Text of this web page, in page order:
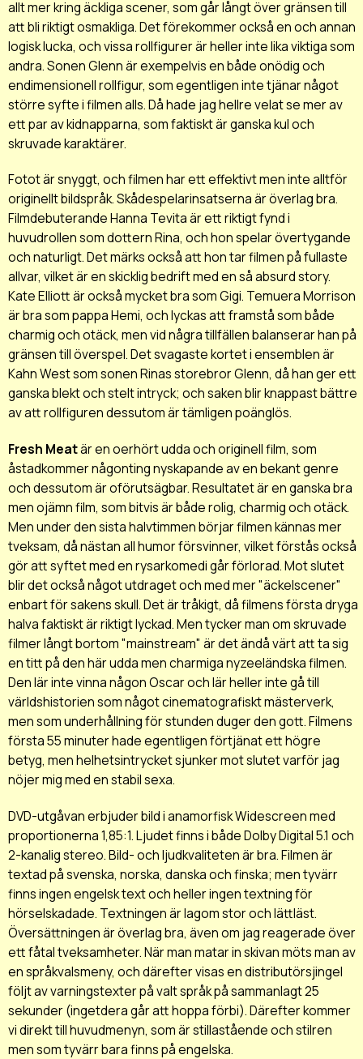
allt mer kring äckliga scener, som går långt över gränsen till
att bli riktigt osmakliga. Det förekommer också en och annan
logisk lucka, och vissa rollfigurer är heller inte lika viktiga som
andra. Sonen Glenn är exempelvis en både onödig och
endimensionell rollfigur, som egentligen inte tjänar något
större syfte i filmen alls. Då hade jag hellre velat se mer av
ett par av kidnapparna, som faktiskt är ganska kul och
skruvade karaktärer.
Fotot är snyggt, och filmen har ett effektivt men inte alltför
originellt bildspråk. Skådespelarinsatserna är överlag bra.
Filmdebuterande Hanna Tevita är ett riktigt fynd i
huvudrollen som dottern Rina, och hon spelar övertygande
och naturligt. Det märks också att hon tar filmen på fullaste
allvar, vilket är en skicklig bedrift med en så absurd story.
Kate Elliott är också mycket bra som Gigi. Temuera Morrison
är bra som pappa Hemi, och lyckas att framstå som både
charmig och otäck, men vid några tillfällen balanserar han på
gränsen till överspel. Det svagaste kortet i ensemblen är
Kahn West som sonen Rinas storebror Glenn, då han ger ett
ganska blekt och stelt intryck; och saken blir knappast bättre
av att rollfiguren dessutom är tämligen poänglös.
Fresh Meatär en oerhört udda och originell film, som
åstadkommer någonting nyskapande av en bekant genre
och dessutom är oförutsägbar. Resultatet är en ganska bra
men ojämn film, som bitvis är både rolig, charmig och otäck.
Men under den sista halvtimmen börjar filmen kännas mer
tveksam, då nästan all humor försvinner, vilket förstås också
gör att syftet med en rysarkomedi går förlorad. Mot slutet
blir det också något utdraget och med mer "äckelscener"
enbart för sakens skull. Det är tråkigt, då filmens första dryga
halva faktiskt är riktigt lyckad. Men tycker man om skruvade
filmer långt bortom "mainstream" är det ändå värt att ta sig
en titt på den här udda men charmiga nyzeeländska filmen.
Den lär inte vinna någon Oscar och lär heller inte gå till
världshistorien som något cinematografiskt mästerverk,
men som underhållning för stunden duger den gott. Filmens
första 55 minuter hade egentligen förtjänat ett högre
betyg, men helhetsintrycket sjunker mot slutet varför jag
nöjer mig med en stabil sexa.
DVD-utgåvan erbjuder bild i anamorfisk Widescreen med
proportionerna 1,85:1. Ljudet finns i både Dolby Digital 5.1 och
2-kanalig stereo. Bild- och ljudkvaliteten är bra. Filmen är
textad på svenska, norska, danska och finska; men tyvärr
finns ingen engelsk text och heller ingen textning för
hörselskadade. Textningen är lagom stor och lättläst.
Översättningen är överlag bra, även om jag reagerade över
ett fåtal tveksamheter. När man matar in skivan möts man av
en språkvalsmeny, och därefter visas en distributörsjingel
följt av varningstexter på valt språk på sammanlagt 25
sekunder (ingetdera går att hoppa förbi). Därefter kommer
vi direkt till huvudmenyn, som är stillastående och stilren
men som tyvärr bara finns på engelska.